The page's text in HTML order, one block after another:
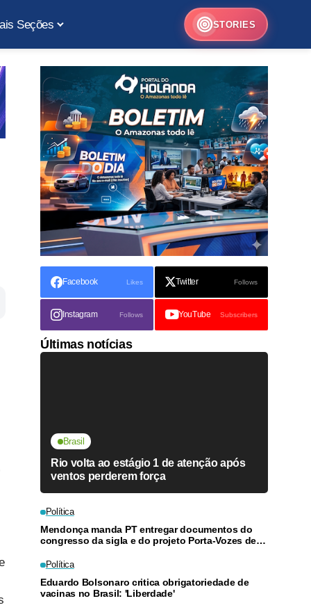
Seções STORIES
Facebook Likes Twitter Follows
Instagram Follows YouTube Subscribers
Últimas notícias
Brasil
Rio volta ao estágio 1 de atenção após
ventos perderem força
Política
Mendonça manda PT entregar documentos do
congresso da sigla e do projeto Porta-Vozes de
Política
Eduardo Bolsonaro critica obrigatoriedade de
vacinas no Brasil: 'Liberdade'